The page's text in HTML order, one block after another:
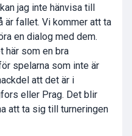
jag inte hänvisa till
är fallet. Vi kommer att ta
en dialog med dem.
här som en bra
spelarna som inte är
att det är i
eller Prag. Det blir
att ta sig till turneringen